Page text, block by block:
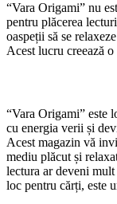
“Vara Origami” nu
pentru plăcerea
oaspeții să se
Acest lucru creează
“Vara Origami” este
cu energia verii și
Acest magazin vă
mediu plăcut și
lectura ar deveni
loc pentru cărți, este